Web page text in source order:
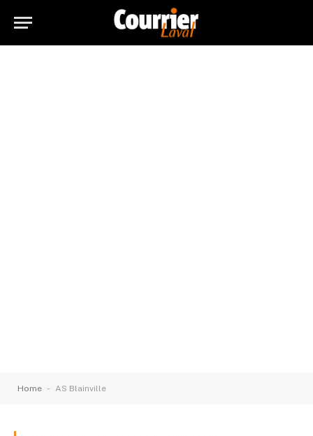
Home - AS Blainville